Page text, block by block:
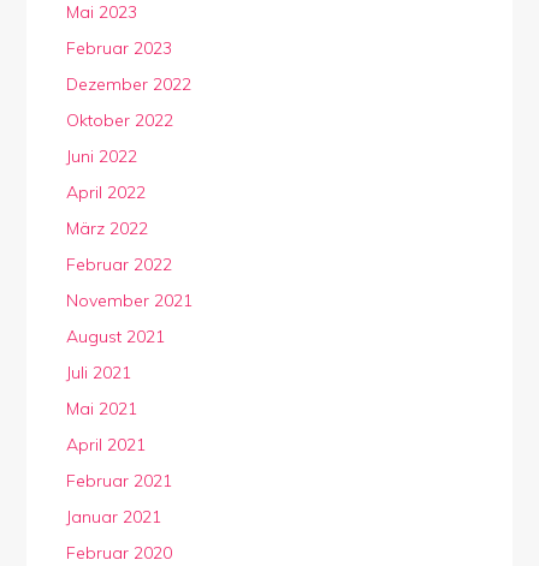
Mai 2023
Februar 2023
Dezember 2022
Oktober 2022
Juni 2022
April 2022
März 2022
Februar 2022
November 2021
August 2021
Juli 2021
Mai 2021
April 2021
Februar 2021
Januar 2021
Februar 2020